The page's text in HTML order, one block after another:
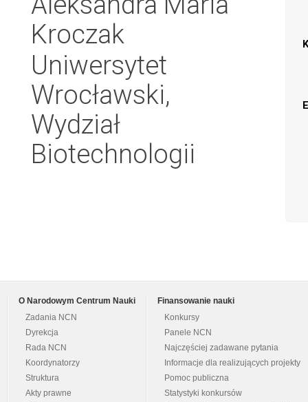
Kroczak
Uniwersytet
Wrocławski,
Wydział
Biotechnologii
O Narodowym Centrum Nauki
Zadania NCN
Dyrekcja
Rada NCN
Koordynatorzy
Struktura
Akty prawne
Finansowanie nauki
Konkursy
Panele NCN
Najczęściej zadawane pytania
Informacje dla realizujących projekty
Pomoc publiczna
Statystyki konkursów